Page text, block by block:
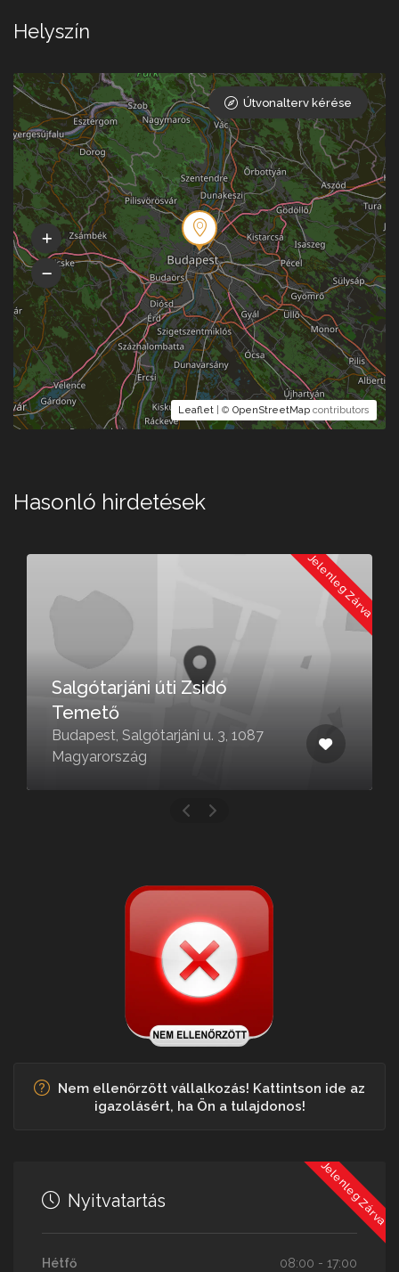
Helyszín
Leaflet | © OpenStreetMap contributors
Útvonalterv kérése
Hasonló hirdetések
Jelenleg Zárva
Salgótarjáni úti Zsidó
Temető
Budapest, Salgótarjáni u. 3, 1087
Magyarország
Nem ellenőrzött vállalkozás! Kattintson ide az
igazolásért, ha Ön a tulajdonos!
Jelenleg Zárva
Nyitvatartás
Hétfő
08:00 - 17:00